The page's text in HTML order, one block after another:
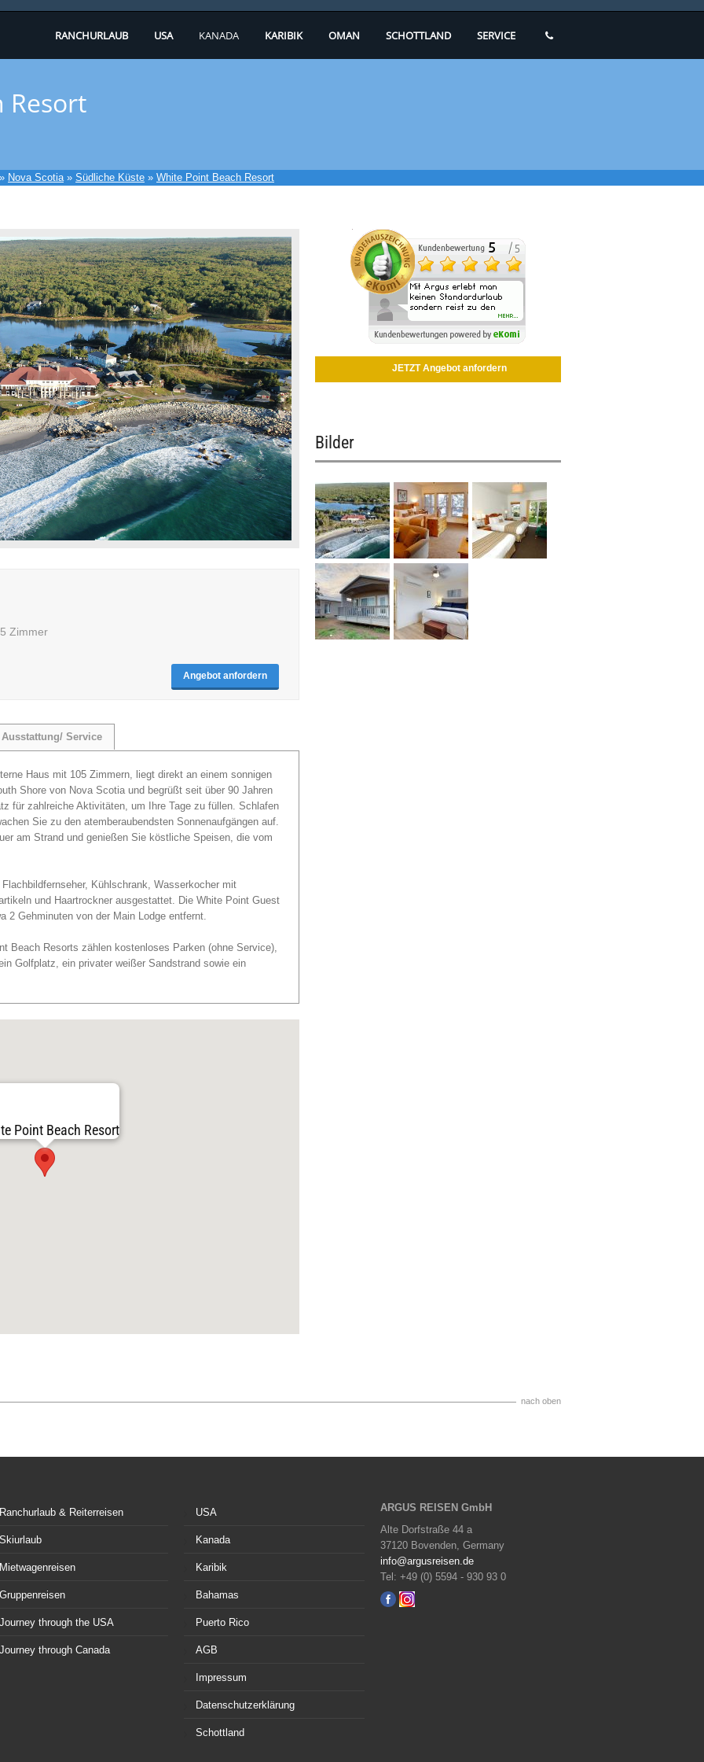
RANCHURLAUB USA KANADA KARIBIK OMAN SCHOTTLAND SERVICE
Resort
Nova Scotia» Südliche Küste » White Point Beach Resort
Zimmer
Angebot anfordern
Ausstattung/ Service
Haus mit 105 Zimmern, liegt direkt an einem sonnigen
Shore von Nova Scotia und begrüßt seit über 90 Jahren
für zahlreiche Aktivitäten, um Ihre Tage zu füllen. Schlafen
Sie zu den atemberaubendsten Sonnenaufgängen auf.
am Strand und genießen Sie köstliche Speisen, die vom
Kühlschrank, Wasserkocher mit
und Haartrockner ausgestattet. Die White Point Guest
2 Gehminuten von der Main Lodge entfernt.
Beach Resorts zählen kostenloses Parken (ohne Service),
Golfplatz, ein privater weißer Sandstrand sowie ein
Point Beach Resort
JETZT Angebot anfordern
Bilder
nach oben
Ranchurlaub & Reiterreisen
Skiurlaub
Mietwagenreisen
Gruppenreisen
Journey through the USA
Journey through Canada
USA
Kanada
Karibik
Bahamas
Puerto Rico
AGB
Impressum
Datenschutzerklärung
Schottland
ARGUS REISEN GmbH
Alte Dorfstraße 44 a
37120 Bovenden, Germany
info@argusreisen.de
Tel: +49 (0) 5594 - 930 93 0